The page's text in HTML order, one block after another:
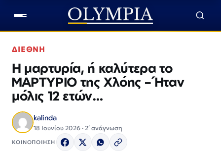
ΔΙΕΘΝΗ
Η μαρτυρία, ή καλύτερα το
ΜΑΡΤΥΡΙΟ της Χλόης – Ήταν
μόλις 12 ετών…
kalinda
18 Ιουνίου 2026 · 2΄ ανάγνωση
ΚΟΙΝΟΠΟΙΗΣΗ